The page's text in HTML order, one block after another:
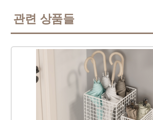
관련 상품들